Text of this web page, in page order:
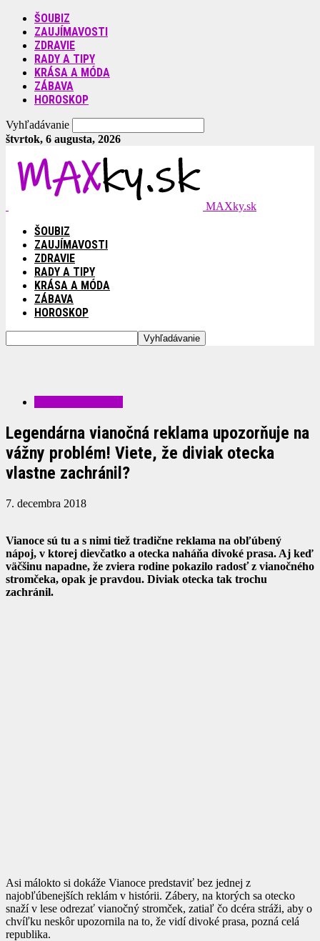
ŠOUBIZ
ZAUJÍMAVOSTI
ZDRAVIE
RADY A TIPY
KRÁSA A MÓDA
ZÁBAVA
HOROSKOP
Vyhľadávanie
štvrtok, 6 augusta, 2026
MAXky.sk
ŠOUBIZ
ZAUJÍMAVOSTI
ZDRAVIE
RADY A TIPY
KRÁSA A MÓDA
ZÁBAVA
HOROSKOP
Legendárna vianočná reklama upozorňuje na
vážny problém! Viete, že diviak otecka
vlastne zachránil?
7. decembra 2018
Vianoce sú tu a s nimi tiež tradične reklama na obľúbený
nápoj, v ktorej dievčatko a otecka naháňa divoké prasa. Aj keď
väčšinu napadne, že zviera rodine pokazilo radosť z vianočného
stromčeka, opak je pravdou. Diviak otecka tak trochu
zachránil.
Asi málokto si dokáže Vianoce predstaviť bez jednej z
najobľúbenejších reklám v histórii. Zábery, na ktorých sa otecko
snaží v lese odrezať vianočný stromček, zatiaľ čo dcéra stráži, aby o
chvíľku neskôr upozornila na to, že vidí divoké prasa, pozná celá
republika.